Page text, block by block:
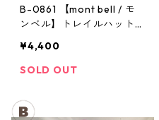
B-0861 【mont bell / モ
ンベル】トレイルハット：
ハット Men's ブラック Lサ
イズ
¥4,400
SOLD OUT